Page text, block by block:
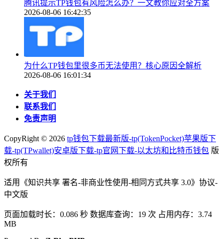
腾讯提示TP钱包有风险怎么办？一文教你应对全方案
2026-08-06 16:42:35
为什么TP钱包里很多币无法使用？核心原因全解析
2026-08-06 16:01:34
关于我们
联系我们
免责声明
CopyRight © 2026 tp钱包下载最新版-tp(TokenPocket)苹果版下
载-tp(TPwallet)安卓版下载-tp官网下载-以太坊和比特币钱包 版
权所有
适用《知识共享 署名-非商业性使用-相同方式共享 3.0》协议-
中文版
页面加载时长：0.086 秒 数据库查询：19 次 占用内存：3.74
MB